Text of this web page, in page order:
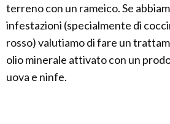
terreno con un rameico. Se
infestazioni (specialmente di
rosso) valutiamo di fare un
olio minerale attivato con un
uova e ninfe.